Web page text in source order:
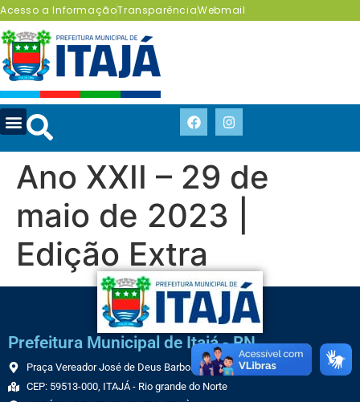
Acesso a InformaçãoTransparênciaWebmail
Ano XXII – 29 de
maio de 2023 |
Edição Extra
Prefeitura Municipal de Itajá - RN
Praça Vereador José de Deus Barbosa, 70 CENTRO
CEP: 59513-000, ITAJÁ - Rio grande do Norte